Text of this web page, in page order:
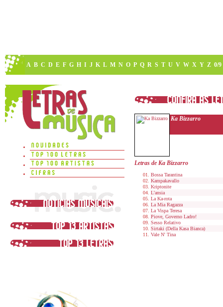
A B C D E F G H I J K L M N O P Q R S T U V W X Y Z 0/9
Ka Bizzarro
Letras de Ka Bizzarro
Bossa Tarantina
Kampakavallo
Kriptonite
L'ansia
La Ka-rota
La Mia Ragazza
La Vispa Teresa
Piove, Governo Ladro!
Sesso Relativo
Sirtaki (Della Kasa Bianca)
Vale N' Tina